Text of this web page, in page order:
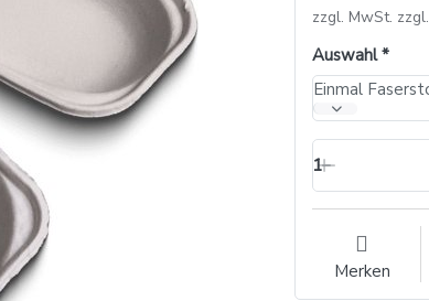
zzgl. MwSt. zzgl.
Auswahl
1
Merken